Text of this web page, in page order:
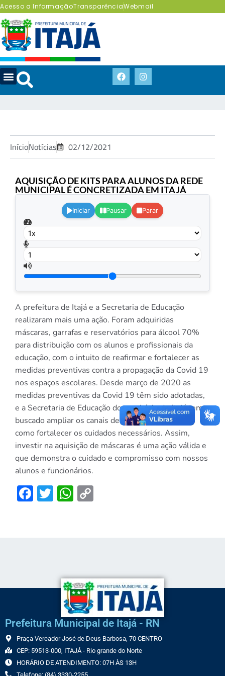
Acesso a InformaçãoTransparênciaWebmail
InícioNotícias 02/12/2021
AQUISIÇÃO DE KITS PARA ALUNOS DA REDE
MUNICIPAL É CONCRETIZADA EM ITAJÁ
Iniciar Pausar Parar
A prefeitura de Itajá e a Secretaria de Educação
realizaram mais uma ação. Foram adquiridas
máscaras, garrafas e reservatórios para álcool 70%
para distribuição com os alunos e profissionais da
educação, com o intuito de reafirmar e fortalecer as
medidas preventivas contra a propagação da Covid 19
nos espaços escolares. Desde março de 2020 as
medidas preventivas da Covid 19 têm sido adotadas,
e a Secretaria de Educação do município de Itajá tem
buscado ampliar os canais de conscientização bem
como fortalecer os cuidados necessários. Assim,
investir na aquisição de máscaras é uma ação válida e
que demonstra o cuidado e compromisso com nossos
alunos e funcionários.
Facebook
TwitterWhatsApp
Prefeitura Municipal de Itajá - RN
Praça Vereador José de Deus Barbosa, 70 CENTRO
CEP: 59513-000, ITAJÁ - Rio grande do Norte
HORÁRIO DE ATENDIMENTO: 07H ÀS 13H